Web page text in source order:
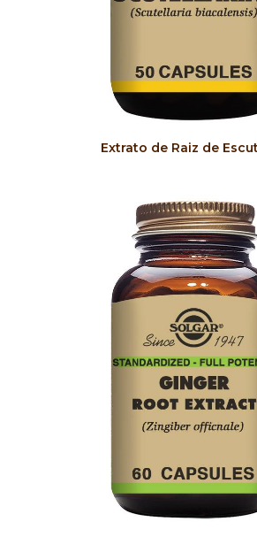
COMPRAR
Extrato de Raiz de